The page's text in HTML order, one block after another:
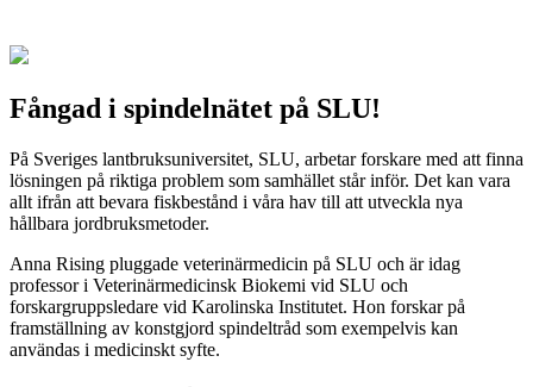
Fångad i spindelnätet på SLU!
På Sveriges lantbruksuniversitet, SLU, arbetar forskare med att finna
lösningen på riktiga problem som samhället står inför. Det kan vara
allt ifrån att bevara fiskbestånd i våra hav till att utveckla nya
hållbara jordbruksmetoder.
Anna Rising pluggade veterinärmedicin på SLU och är idag
professor i Veterinärmedicinsk Biokemi vid SLU och
forskargruppsledare vid Karolinska Institutet. Hon forskar på
framställning av konstgjord spindeltråd som exempelvis kan
användas i medicinskt syfte.